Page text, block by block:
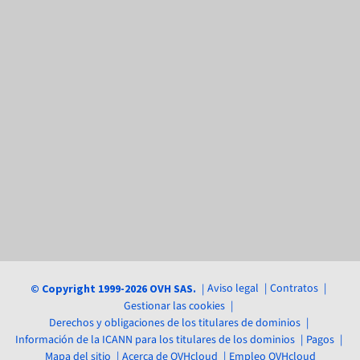
© Copyright 1999-2026 OVH SAS. Aviso legal
Contratos
Gestionar las cookies
Derechos y obligaciones de los titulares de dominios
Información de la ICANN para los titulares de los dominios
Pagos
Mapa del sitio
Acerca de OVHcloud Empleo OVHcloud